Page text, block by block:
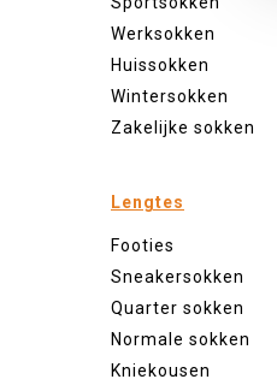
Werksokken
Huissokken
Wintersokken
Zakelijke sokken
Lengtes
Footies
Sneakersokken
Quarter sokken
Normale sokken
Kniekousen